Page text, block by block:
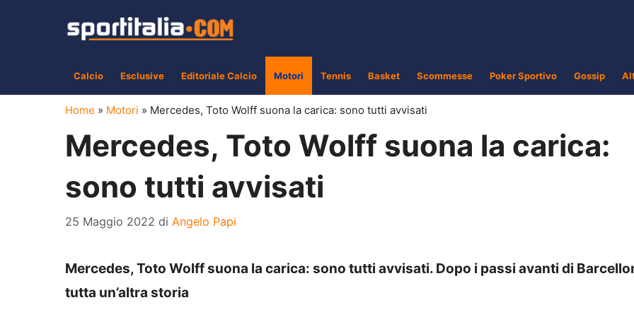
Calcio Esclusive Editoriale Calcio Motori Tennis Basket Scommesse Poker Sportivo Gossip
Home » Motori » Mercedes, Toto Wolff suona la carica: sono tutti avvisati
Mercedes, Toto Wolff suona la carica:
sono tutti avvisati
25 Maggio 2022 di Angelo Papi
Mercedes, Toto Wolff suona la carica: sono tutti avvisati. Dopo i passi avanti di
tutta un’altra storia